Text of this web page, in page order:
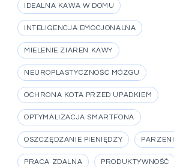
IDEALNA KAWA W DOMU
INTELIGENCJA EMOCJONALNA
MIELENIE ZIAREN KAWY
NEUROPLASTYCZNOŚĆ MÓZGU
OCHRONA KOTA PRZED UPADKIEM
OPTYMALIZACJA SMARTFONA
OSZCZĘDZANIE PIENIĘDZY
PRACA ZDALNA PRODUKTYWNOŚĆ